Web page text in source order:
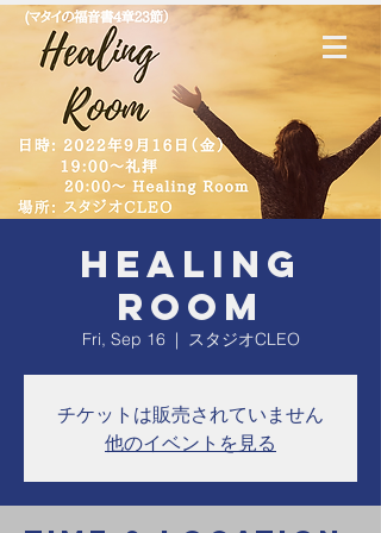
Healing
Room
Fri, Sep 16
  |
スタジオCLEO
チケットは販売されていません
他のイベントを見る